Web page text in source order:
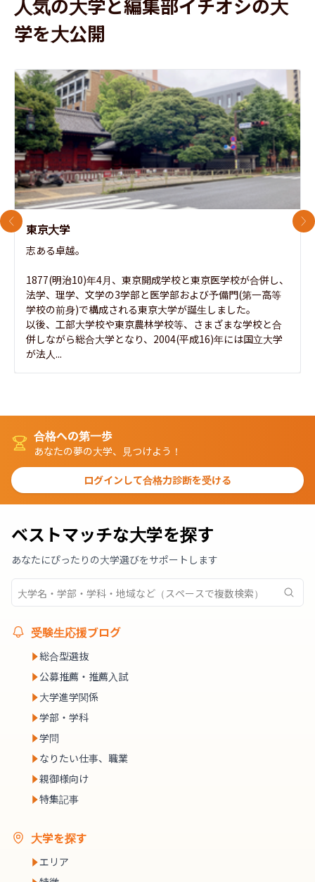
学を大公開
東京大学
志ある卓越。
1877(明治10)年4月、東京開成学校と東京医学校が合併し、
法学、理学、文学の3学部と医学部および予備門(第一高等
学校の前身)で構成される東京大学が誕生しました。
以後、工部大学校や東京農林学校等、さまざまな学校と合
併しながら総合大学となり、2004(平成16)年には国立大学
が法人...
前のスライド 次
合格への第一歩
あなたの夢の大学、見つけよう！
ログインして合格力診断を受ける
ベストマッチな大学を探す
あなたにぴったりの大学選びをサポートします
受験生応援ブログ
総合型選抜
公募推薦・推薦入試
大学進学関係
学部・学科
学問
なりたい仕事、職業
親御様向け
特集記事
大学を探す
エリア